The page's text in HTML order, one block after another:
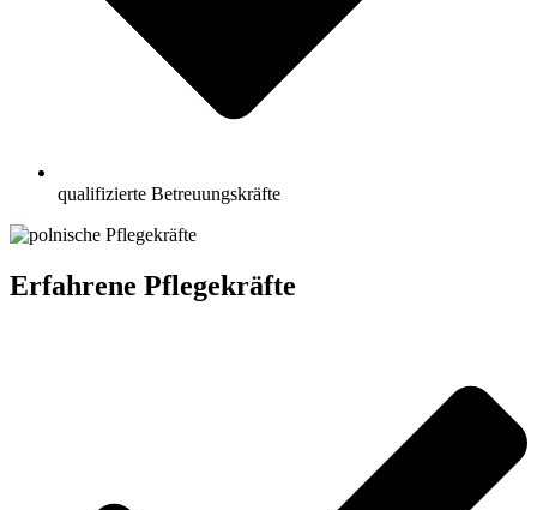
qualifizierte Betreuungskräfte
Erfahrene Pflegekräfte